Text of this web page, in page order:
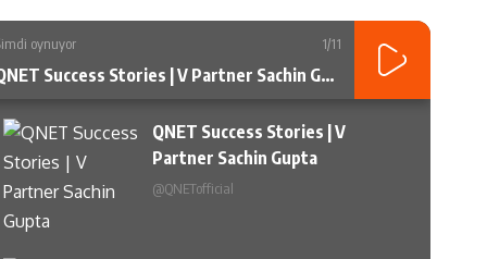
oynuyor 1/11
QNET Success Stories | V Partner Sachin Gupta
QNET Success Stories | V
Partner Sachin Gupta
@QNETofficial